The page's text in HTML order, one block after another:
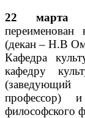
22 марта
переименован
(декан – Н.В
Кафедра
кафедру
профессор)
философского